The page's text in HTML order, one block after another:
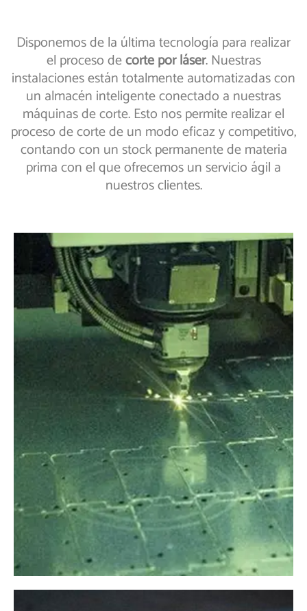
Disponemos de la última tecnología para realizar
el proceso decorte por láser. Nuestras
instalaciones están totalmente automatizadas con
un almacén inteligente conectado a nuestras
máquinas de corte. Esto nos permite realizar el
proceso de corte de un modo eficaz y competitivo,
contando con un stock permanente de materia
prima con el que ofrecemos un servicio ágil a
nuestros clientes.